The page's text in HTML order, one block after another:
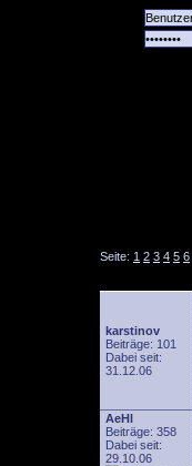
Seite: 1 2 3 4 5 6
karstinov
Beiträge: 101
Dabei seit:
31.12.06
AeHl
Beiträge: 358
Dabei seit:
29.10.06